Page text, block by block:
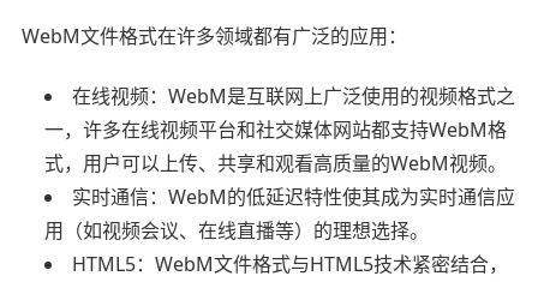
WebM文件格式在许多领域都有广泛的应用：
在线视频：WebM是互联网上广泛使用的视频格式之
一，许多在线视频平台和社交媒体网站都支持WebM格
式，用户可以上传、共享和观看高质量的WebM视频。
实时通信：WebM的低延迟特性使其成为实时通信应
用（如视频会议、在线直播等）的理想选择。
HTML5：WebM文件格式与HTML5技术紧密结合，